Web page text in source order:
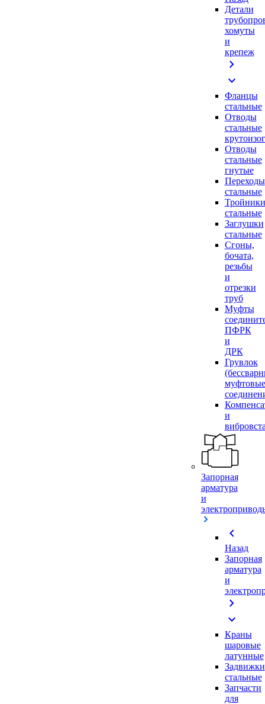
Детали
хомуты
и
крепеж
chevron_right
expand_more
Фланцы
стальные
Отводы
стальные
Отводы
стальные
гнутые
Переходы
стальные
Тройники
стальные
Заглушки
стальные
Сгоны,
бочата,
резьбы
и
отрезки
труб
Муфты
ПФРК
и
ДРК
Грувлок
муфтовые
и
Запорная
арматура
и
chevron_left
Назад
Запорная
арматура
и
chevron_right
expand_more
Краны
шаровые
латунные
Задвижки
стальные
Запчасти
для